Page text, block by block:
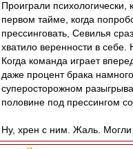
Проиграли психологически,
первом тайме, когда
прессинговать, Севилья
хватило веренности в себе.
Когда команда играет
даже процент брака
суперосторожном
половине под прессингом
Ну, хрен с ним. Жаль. Могли